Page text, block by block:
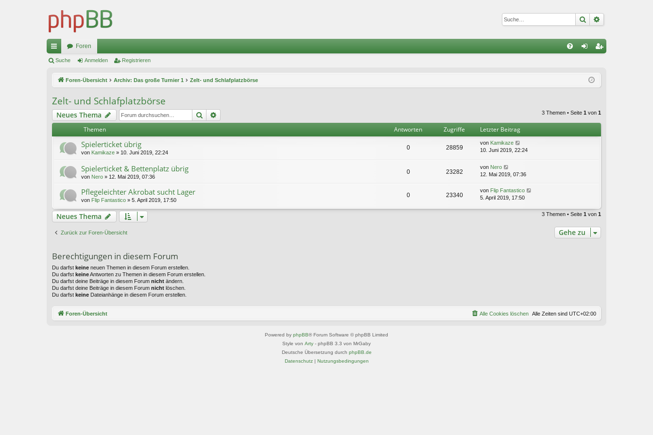
Suche
ch
ug
riff
Foren
ist
Suche Anmelden Registrieren
Foren-Übersicht Archiv: Das große Turnier 1 Zelt- und Schlafplatzbörse
Zelt- und Schlafplatzbörse
Neues Thema Suche 3 Themen • Seite 1 von 1
Themen Antworten Zugriffe Letzter Beitrag
Spielerticket übrig
von Kamikaze » 10. Juni 2019, 22:24
0 28859
von Kamikaze
10. Juni 2019, 22:24
Spielerticket & Bettenplatz übrig
von Nero » 12. Mai 2019, 07:36
0 23282
von Nero
12. Mai 2019, 07:36
Pflegeleichter Akrobat sucht Lager
von Flip Fantastico » 5. April 2019, 17:50
0 23340
von Flip Fantastico
5. April 2019, 17:50
Neues Thema 3 Themen • Seite 1 von 1
Zurück zur Foren-Übersicht Gehe zu
Berechtigungen in diesem Forum
Du darfst keine neuen Themen in diesem Forum erstellen.
Du darfst keineAntworten zu Themen in diesem Forum erstellen.
Du darfst deine Beiträge in diesem Forum nicht ändern.
Du darfst deine Beiträge in diesem Forum nicht löschen.
Du darfst keine Dateianhänge in diesem Forum erstellen.
Foren-Übersicht Alle Zeiten sind UTC+02:00
Alle Cookies löschen
Powered by phpBB® Forum Software © phpBB Limited
Style von Arty - phpBB 3.3 von MrGaby
Deutsche Übersetzung durch phpBB.de
Datenschutz| Nutzungsbedingungen